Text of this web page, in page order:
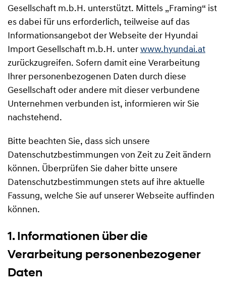
Gesellschaft m.b.H. unterstützt. Mittels „Framing“ ist
es dabei für uns erforderlich, teilweise auf das
Informationsangebot der Webseite der Hyundai
Import Gesellschaft m.b.H. unter www.hyundai.at
zurückzugreifen. Sofern damit eine Verarbeitung
Ihrer personenbezogenen Daten durch diese
Gesellschaft oder andere mit dieser verbundene
Unternehmen verbunden ist, informieren wir Sie
nachstehend.
Bitte beachten Sie, dass sich unsere
Datenschutzbestimmungen von Zeit zu Zeit ändern
können. Überprüfen Sie daher bitte unsere
Datenschutzbestimmungen stets auf ihre aktuelle
Fassung, welche Sie auf unserer Webseite auffinden
können.
1. Informationen über die
Verarbeitung personenbezogener
Daten